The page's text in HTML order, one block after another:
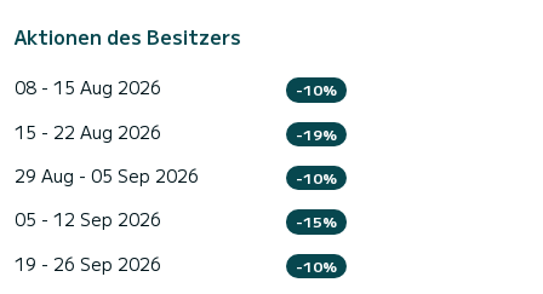
Aktionen des Besitzers
08 - 15 Aug 2026 -10%
15 - 22 Aug 2026 -19%
29 Aug - 05 Sep 2026 -10%
05 - 12 Sep 2026 -15%
19 - 26 Sep 2026 -10%